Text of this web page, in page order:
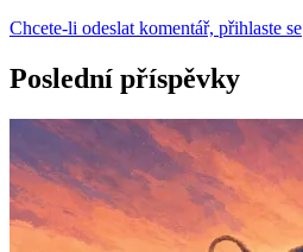
Chcete-li odeslat komentář, přihlaste se
Poslední příspěvky